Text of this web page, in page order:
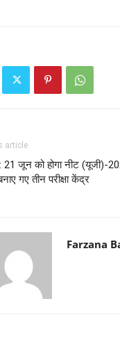
article
: 21 जून को होगा नीट (यूजी)-
गए तीन परीक्षा केंद्र
Farzana